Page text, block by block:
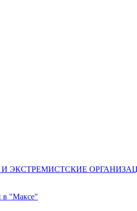
И ЭКСТРЕМИСТСКИЕ
в "Максе"